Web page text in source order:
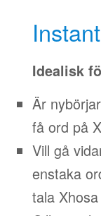
Idealisk
Är
få ord på
Vill gå
enstaka
tala